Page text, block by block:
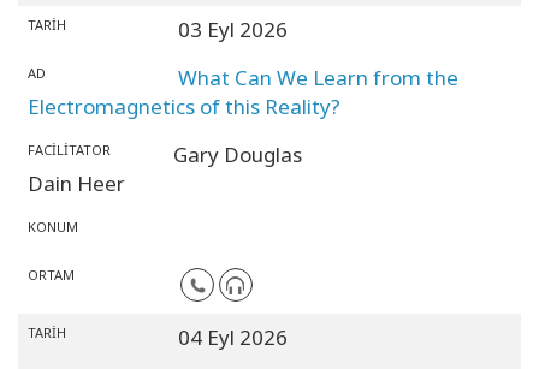
TARIH 03 Eyl 2026
AD
What Can We Learn from the
Electromagnetics of this Reality?
FACILITATOR
Gary Douglas
Dain Heer
KONUM
ORTAM
TARIH 04 Eyl 2026